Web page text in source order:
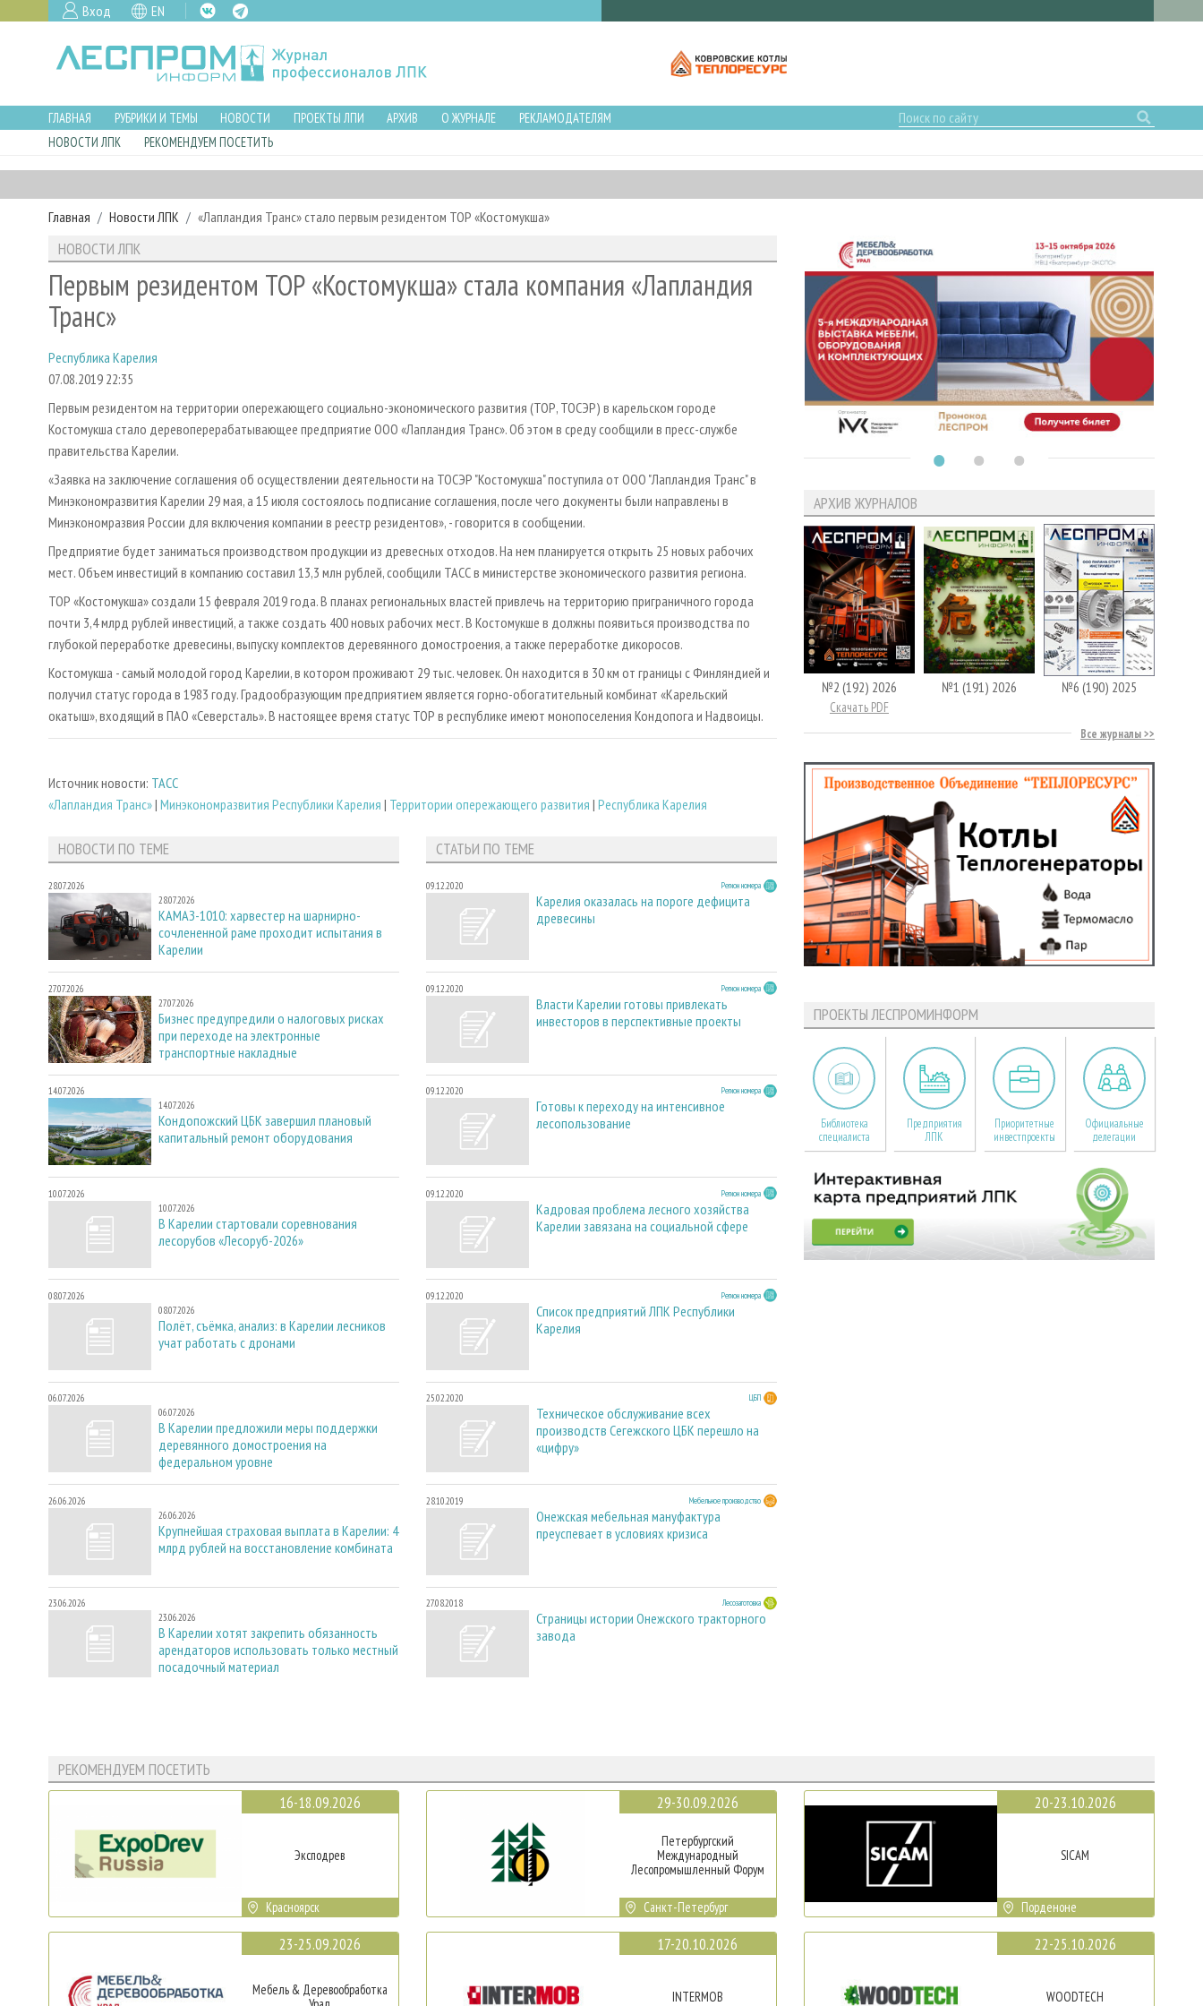
Вход EN
ГЛАВНАЯ РУБРИКИ И ТЕМЫ НОВОСТИ ПРОЕКТЫ ЛПИ АРХИВ О ЖУРНАЛЕ
РЕКЛАМОДАТЕЛЯМ
НОВОСТИ ЛПК
РЕКОМЕНДУЕМ ПОСЕТИТЬ
Главная Новости ЛПК «Лапландия Транс» стало первым резидентом ТОР «Костомукша»
НОВОСТИ ЛПК
Первым резидентом ТОР «Костомукша» стала компания «Лапландия
Транс»
Республика Карелия
07.08.2019 22:35
Первым резидентом на территории опережающего социально-экономического развития (ТОР, ТОСЭР) в карельском городе
Костомукша стало деревоперерабатывающее предприятие ООО «Лапландия Транс». Об этом в среду сообщили в пресс-службе
правительства Карелии.
«Заявка на заключение соглашения об осуществлении деятельности на ТОСЭР "Костомукша" поступила от ООО "Лапландия Транс" в
Минэкономразвития Карелии 29 мая, а 15 июля состоялось подписание соглашения, после чего документы были направлены в
Минэкономразвия России для включения компании в реестр резидентов», - говорится в сообщении.
Предприятие будет заниматься производством продукции из древесных отходов. На нем планируется открыть 25 новых рабочих
мест. Объем инвестиций в компанию составил 13,3 млн рублей, сообщили ТАСС в министерстве экономического развития региона.
ТОР «Костомукша» создали 15 февраля 2019 года. В планах региональных властей привлечь на территорию приграничного города
почти 3,4 млрд рублей инвестиций, а также создать 400 новых рабочих мест. В Костомукше в должны появиться производства по
глубокой переработке древесины, выпуску комплектов деревянного домостроения, а также переработке дикоросов.
Костомукша - самый молодой город Карелии, в котором проживают 29 тыс. человек. Он находится в 30 км от границы с Финляндией и
получил статус города в 1983 году. Градообразующим предприятием является горно-обогатительный комбинат «Карельский
окатыш», входящий в ПАО «Северсталь». В настоящее время статус ТОР в республике имеют монопоселения Кондопога и Надвоицы.
Источник новости: ТАСС
«Лапландия Транс»| Минэкономразвития Республики Карелия | Территории опережающего развития | Республика Карелия
НОВОСТИ ПО ТЕМЕ
28.07.2026
28.07.2026
КАМАЗ-1010: харвестер на шарнирно-
сочлененной раме проходит испытания в
Карелии
27.07.2026
27.07.2026
Бизнес предупредили о налоговых рисках
при переходе на электронные
транспортные накладные
14.07.2026
14.07.2026
Кондопожский ЦБК завершил плановый
капитальный ремонт оборудования
10.07.2026
10.07.2026
В Карелии стартовали соревнования
лесорубов «Лесоруб-2026»
08.07.2026
08.07.2026
Полёт, съёмка, анализ: в Карелии лесников
учат работать с дронами
06.07.2026
06.07.2026
В Карелии предложили меры поддержки
деревянного домостроения на
федеральном уровне
26.06.2026
26.06.2026
Крупнейшая страховая выплата в Карелии: 4
млрд рублей на восстановление комбината
23.06.2026
23.06.2026
В Карелии хотят закрепить обязанность
арендаторов использовать только местный
посадочный материал
СТАТЬИ ПО ТЕМЕ
09.12.2020 Регион номера
Карелия оказалась на пороге дефицита
древесины
09.12.2020 Регион номера
Власти Карелии готовы привлекать
инвесторов в перспективные проекты
09.12.2020 Регион номера
Готовы к переходу на интенсивное
лесопользование
09.12.2020 Регион номера
Кадровая проблема лесного хозяйства
Карелии завязана на социальной сфере
09.12.2020 Регион номера
Список предприятий ЛПК Республики
Карелия
25.02.2020 ЦБП
Техническое обслуживание всех
производств Сегежского ЦБК перешло на
«цифру»
28.10.2019 Мебельное производство
Онежская мебельная мануфактура
преуспевает в условиях кризиса
27.08.2018 Лесозаготовка
Страницы истории Онежского тракторного
завода
АРХИВ ЖУРНАЛОВ
№2 (192) 2026
Скачать PDF
№1 (191) 2026 №6 (190) 2025
Все журналы
ПРОЕКТЫ ЛЕСПРОМИНФОРМ
Библиотека
специалиста
Предприятия
ЛПК
Приоритетные
инвестпроекты
Официальные
делегации
РЕКОМЕНДУЕМ ПОСЕТИТЬ
16-18.09.2026
Эксподрев
Красноярск
23-25.09.2026
Мебель & Деревообработка
29-30.09.2026
Петербургский
Международный
Лесопромышленный Форум
Санкт-Петербург
17-20.10.2026
INTERMOB
20-23.10.2026
SICAM
Порденоне
22-25.10.2026
WOODTECH